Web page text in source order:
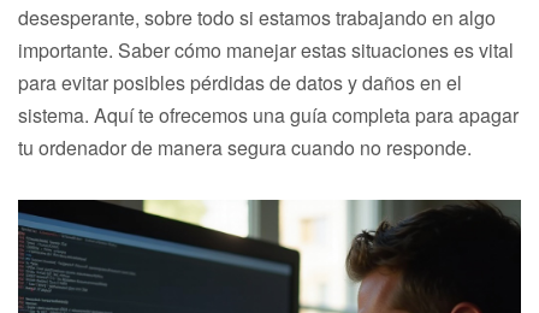
desesperante, sobre todo si estamos trabajando en algo
importante. Saber cómo manejar estas situaciones es vital
para evitar posibles pérdidas de datos y daños en el
sistema. Aquí te ofrecemos una guía completa para apagar
tu ordenador de manera segura cuando no responde.